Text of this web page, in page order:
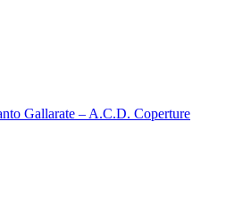
Gallarate – A.C.D. Coperture